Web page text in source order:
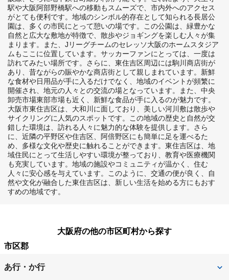
駅や大阪阿部野橋駅への移動もスムーズで、市内外へのアクセス
がとても便利です。地域のシンボル的存在として知られる長居公
園は、多くの市民にとって憩いの場です。この公園は、緑豊かな
自然と広大な敷地が特徴で、散歩やジョギングを楽しむ人々が集
まります。また、Jリーグチームのセレッソ大阪のホームスタジア
ムもここに位置しています。サッカーファンにとっては、一度は
訪れてみたい場所です。さらに、東住吉区周辺には駒川商店街が
あり、昔ながらの賑やかな商店街として親しまれています。新鮮
な食材や日用品が手に入るだけでなく、地域のイベントが頻繁に
開催され、地元の人々との交流の場となっています。また、中央
卸売市場東部市場も近く、新鮮な食品が手に入るのが魅力です。
大阪市東住吉区は、大和川に面しており、美しい河川敷は散歩や
サイクリングに人気のスポットです。この地域の歴史と自然が交
錯した環境は、訪れる人々に魅力的な体験を提供します。さら
に、近隣の平野区や住吉区、阿倍野区にも簡単に足を運べるた
め、多様な文化や歴史に触れることができます。東住吉区は、地
域住民にとって生活しやすい環境が整っており、教育や医療機関
も充実しています。地域の施設やコミュニティが温かく、住む
人々に安心感を与えています。このように、交通の便が良く、自
然や文化が融合した東住吉区は、新しい生活を始める方にもおす
すめの地域です。
大阪府の他の市区町村から探す
市区郡
あ行・か行